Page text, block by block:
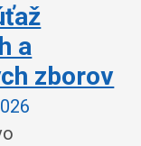
a
zborov